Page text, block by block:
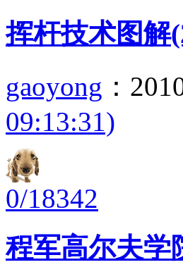
挥杆技术图解
gaoyong ：
09:13:31)
0/18342
程军高尔夫学